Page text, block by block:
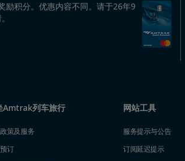
励积分。优惠内容不同。请于26年9
Amtrak列车旅行
策及服务
订
网站工具
服务提示与公告
订阅延迟提示